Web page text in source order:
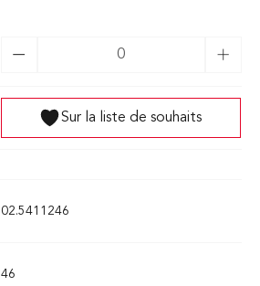
Sur la liste de souhaits
02.5411246
46